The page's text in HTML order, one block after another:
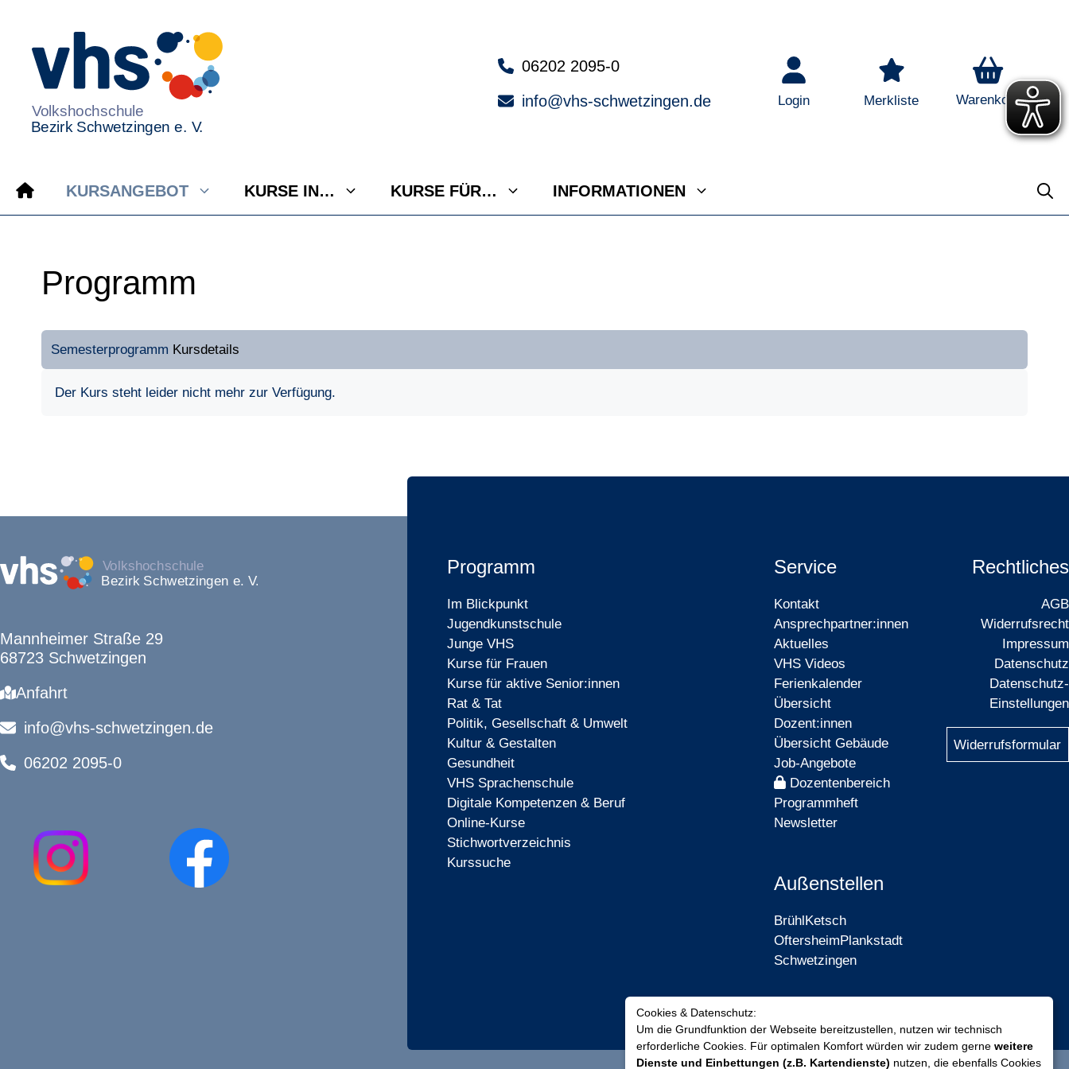
springen
06202 2095-0
info@vhs-schwetzingen.de
Login Merkliste Warenkorb
KURSANGEBOT KURSE IN… KURSE FÜR… INFORMATIONEN
Programm
Semesterprogramm Kursdetails
Der Kurs steht leider nicht mehr zur Verfügung.
Mannheimer Straße 29
68723 Schwetzingen
Anfahrt
info@vhs-schwetzingen.de
06202 2095-0
Programm
Im Blickpunkt
Jugendkunstschule
Junge VHS
Kurse für Frauen
Kurse für aktive Senior:innen
Rat & Tat
Politik, Gesellschaft & Umwelt
Kultur & Gestalten
Gesundheit
VHS Sprachenschule
Digitale Kompetenzen & Beruf
Online-Kurse
Stichwortverzeichnis
Kurssuche
Service
Kontakt
Ansprechpartner:innen
Aktuelles
VHS Videos
Ferienkalender
Übersicht
Dozent:innen
Übersicht Gebäude
Job-Angebote
Dozentenbereich
Programmheft
Newsletter
Außenstellen
BrühlKetsch
OftersheimPlankstadt
Schwetzingen
Rechtliches
AGB
Widerrufsrecht
Impressum
Datenschutz
Datenschutz-
Einstellungen
Widerrufsformular
Cookies & Datenschutz:
Um die Grundfunktion der Webseite bereitzustellen, nutzen wir technisch
erforderliche Cookies. Für optimalen Komfort würden wir zudem gerneweitere
Dienste und Einbettungen (z.B. Kartendienste) nutzen, die ebenfalls Cookies